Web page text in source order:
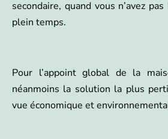
secondaire, quand vous n’avez
plein temps.
Pour l’appoint global de la
néanmoins la solution la plus
vue économique et